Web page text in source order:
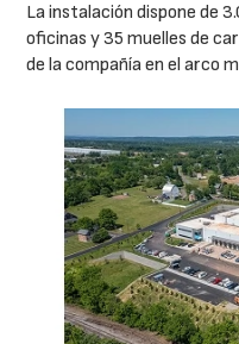
La instalación dispone de
oficinas y 35 muelles de
de la compañía en el arco